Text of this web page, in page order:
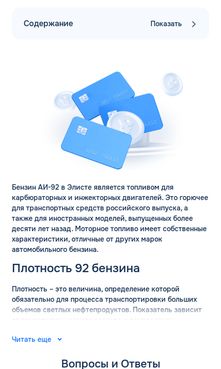
Содержание Показать
Бензин АИ-92 в Элисте является топливом для
карбюраторных и инжекторных двигателей. Это горючее
для транспортных средств российского выпуска, а
также для иностранных моделей, выпущенных более
десяти лет назад. Моторное топливо имеет собственные
характеристики, отличные от других марок
автомобильного бензина.
Плотность 92 бензина
Плотность – это величина, определение которой
обязательно для процесса транспортировки больших
объемов светлых нефтепродуктов. Показатель зависит
плотности бензина используются готовые таблицы.
Читать еще
Вопросы и Ответы
ЗАКАЗАТЬ
ОБРАТНЫЙ ЗВОНОК
Имя*
Телефон*
Email*
Заполняя форму, я
соглашаюсь с
обработкой персональных данных
ЗАВТРА
Спасибо! Ваша заявка принята.
Мы свяжемся с Вами в ближайшее
время
ОК